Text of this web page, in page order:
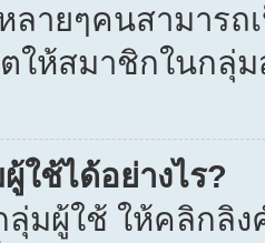
ายๆคนสามารถ
ห้สมาชิกในกลุ่ม
ใช้ได้อย่างไร?
ลุ่มผู้ใช้ ให้คลิกลิ